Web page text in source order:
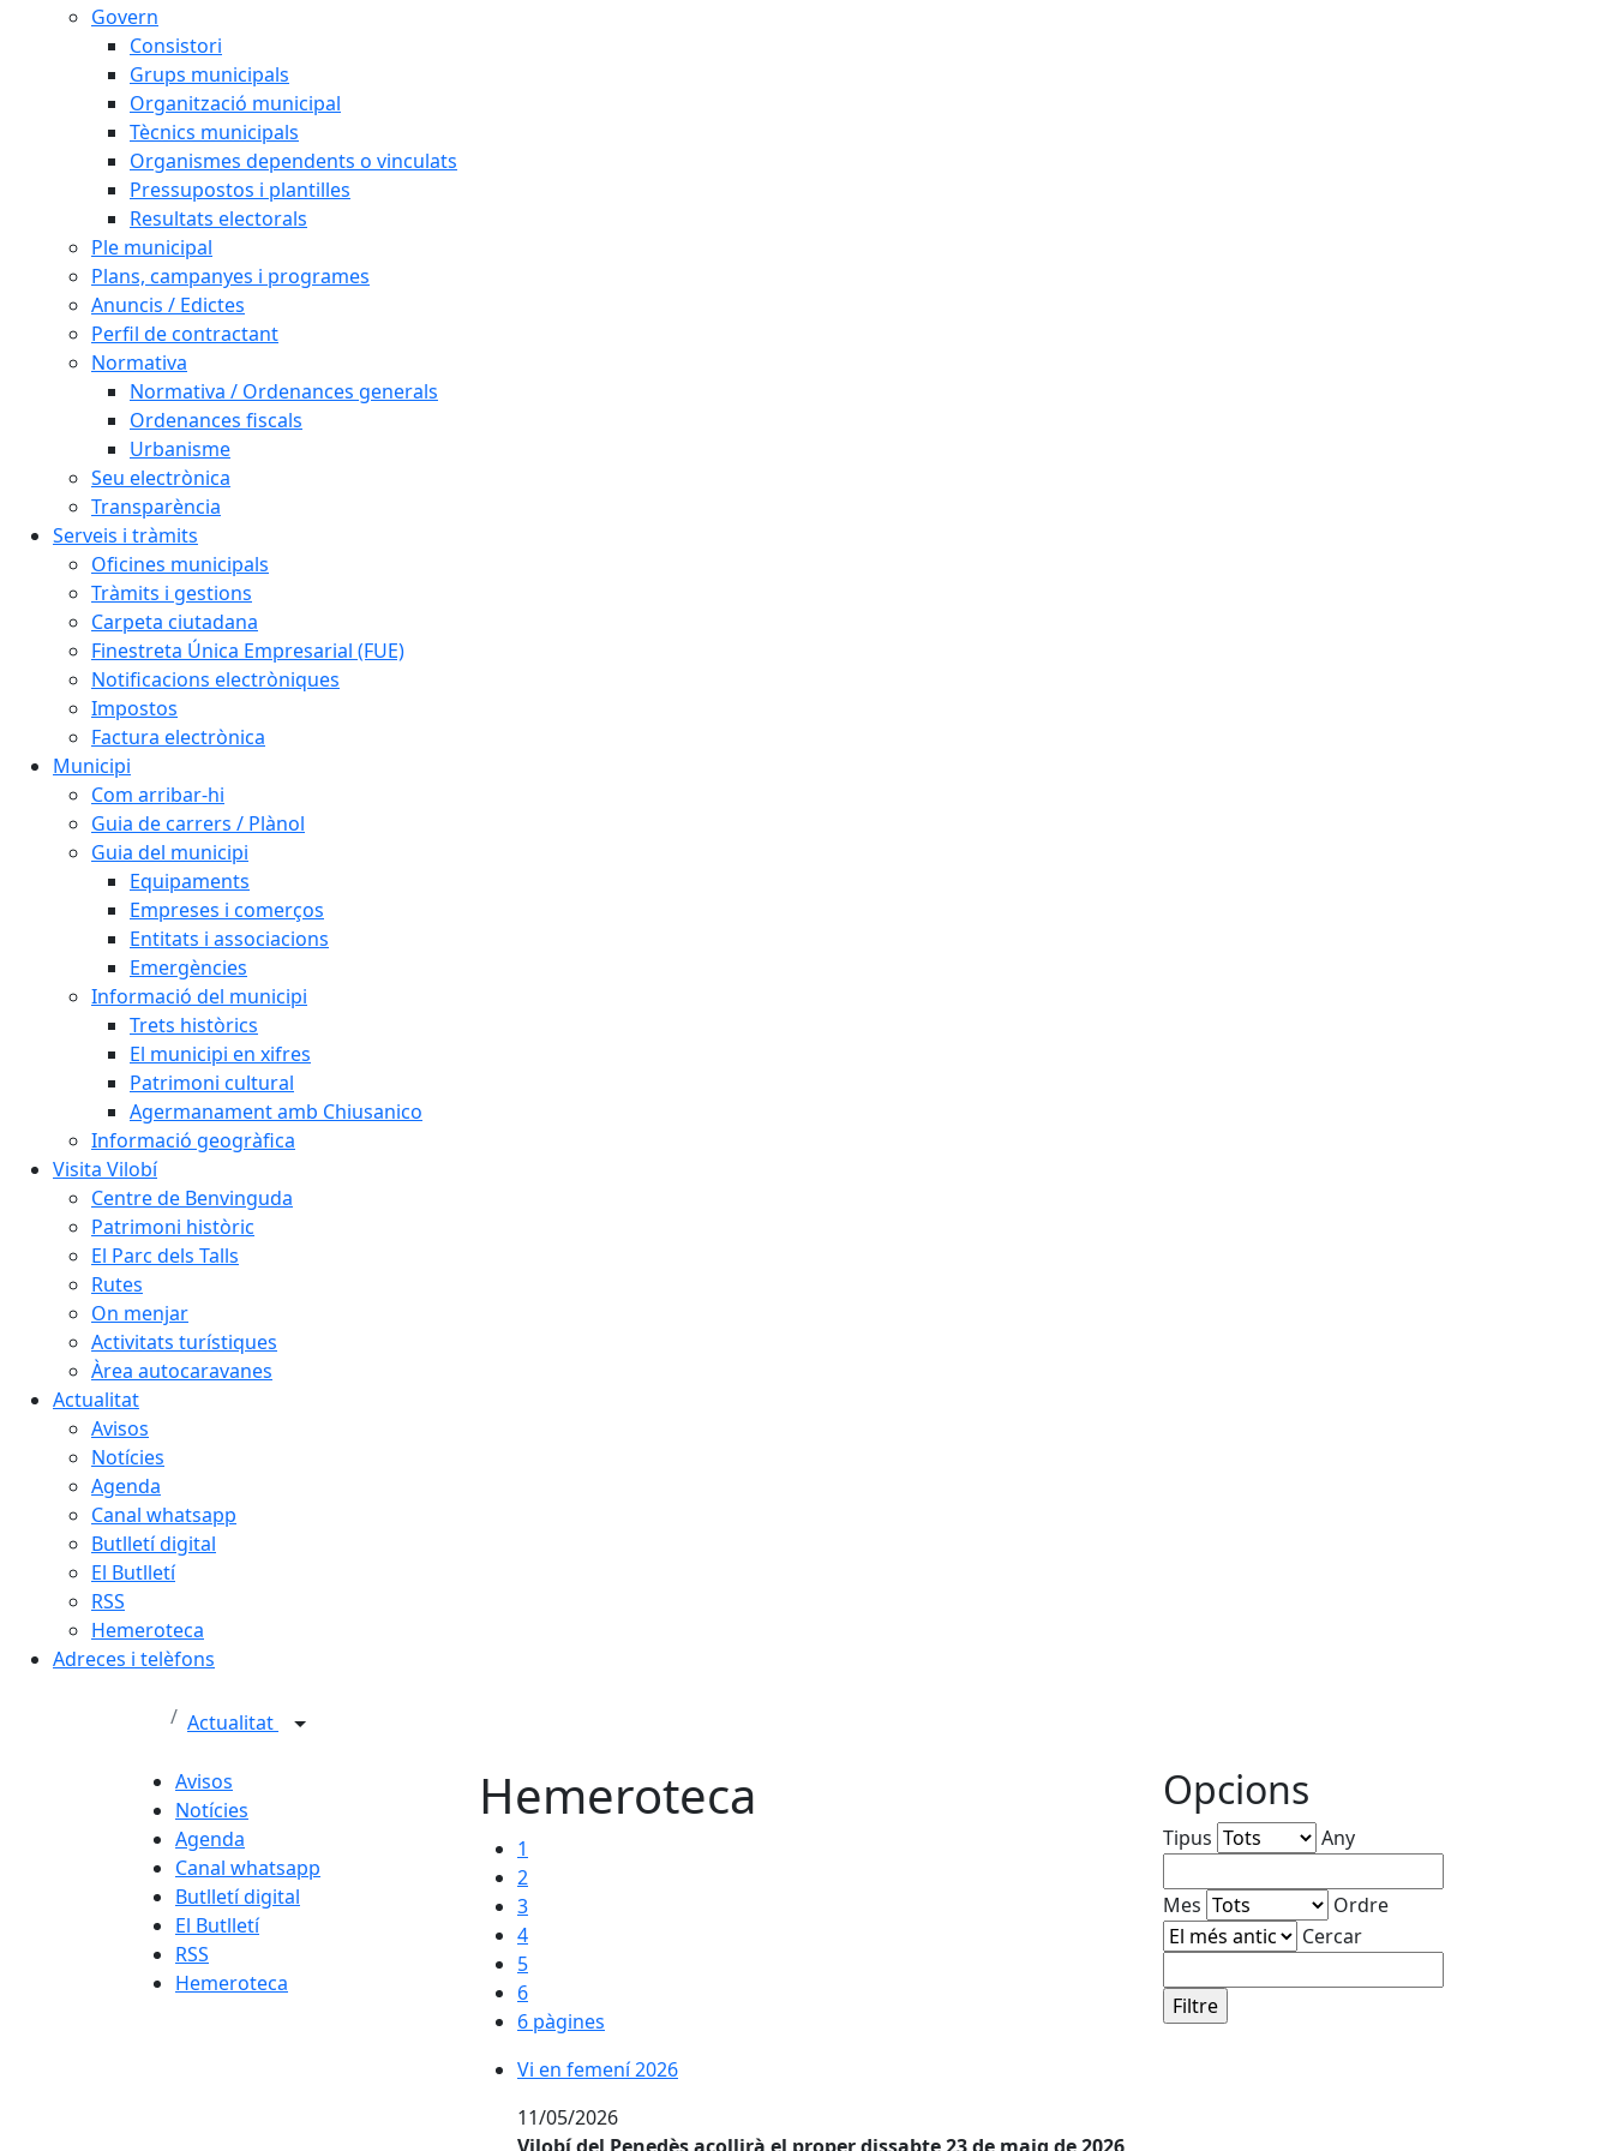
Govern
Consistori
Grups municipals
Organització municipal
Tècnics municipals
Organismes dependents o vinculats
Pressupostos i plantilles
Resultats electorals
Ple municipal
Plans, campanyes i programes
Anuncis / Edictes
Perfil de contractant
Normativa
Normativa / Ordenances generals
Ordenances fiscals
Urbanisme
Seu electrònica
Transparència
Serveis i tràmits
Oficines municipals
Tràmits i gestions
Carpeta ciutadana
Finestreta Única Empresarial (FUE)
Notificacions electròniques
Impostos
Factura electrònica
Municipi
Com arribar-hi
Guia de carrers / Plànol
Guia del municipi
Equipaments
Empreses i comerços
Entitats i associacions
Emergències
Informació del municipi
Trets històrics
El municipi en xifres
Patrimoni cultural
Agermanament amb Chiusanico
Informació geogràfica
Visita Vilobí
Centre de Benvinguda
Patrimoni històric
El Parc dels Talls
Rutes
On menjar
Activitats turístiques
Àrea autocaravanes
Actualitat
Avisos
Notícies
Agenda
Canal whatsapp
Butlletí digital
El Butlletí
RSS
Hemeroteca
Adreces i telèfons
Actualitat
Avisos
Notícies
Agenda
Canal whatsapp
Butlletí digital
El Butlletí
RSS
Hemeroteca
Hemeroteca
1
2
3
4
5
6
6 pàgines
Vi en femení 2026
Vi en femení 2026
11/05/2026
Opcions
Tipus Any
Mes
Ordre
Cercar